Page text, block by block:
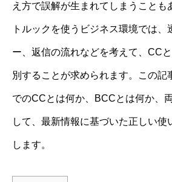
え方で誤解が生まれてしまうことも
トルックを使うビジネス環境では、
ー、返信の流れなどを考えて、CC
別することが求められます。この記
でのCCとは何か、BCCとは何か、
して、最新情報に基づいた正しい使
します。